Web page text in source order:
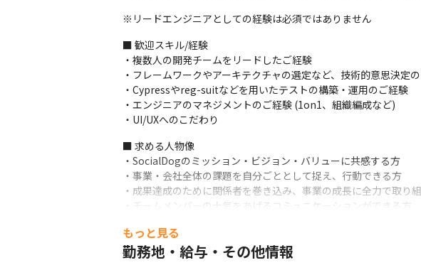
※リードエンジニアとしての経験は必須ではありません
■ 歓迎スキル/経験
・複数人の開発チームをリードしたご経験
・フレームワークやアーキテクチャの選定など、技術的意思決定
・Cypressやreg-suitなどを用いたテストの構築・運用のご経験
・エンジニアのマネジメントのご経験 (1on1、組織編成など)
・UI/UXへのこだわり
■ 求める人物像
・SocialDogのミッション・ビジョン・バリューに共感する方
・事業・会社全体の課題を自分ごととして捉え、行動できる方
・成果達成のために関係者を巻き込み、事業の成長に全力で取り
・チームメンバーの士気をあげるコミュニケーションができる方
もっと見る
勤務地・給与・その他情報